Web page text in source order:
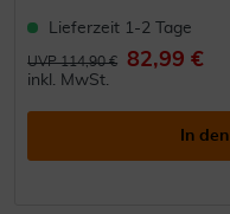
Lieferzeit 1-2 Tage
UVP 114,90 € 82,99 €
inkl. MwSt.
In den